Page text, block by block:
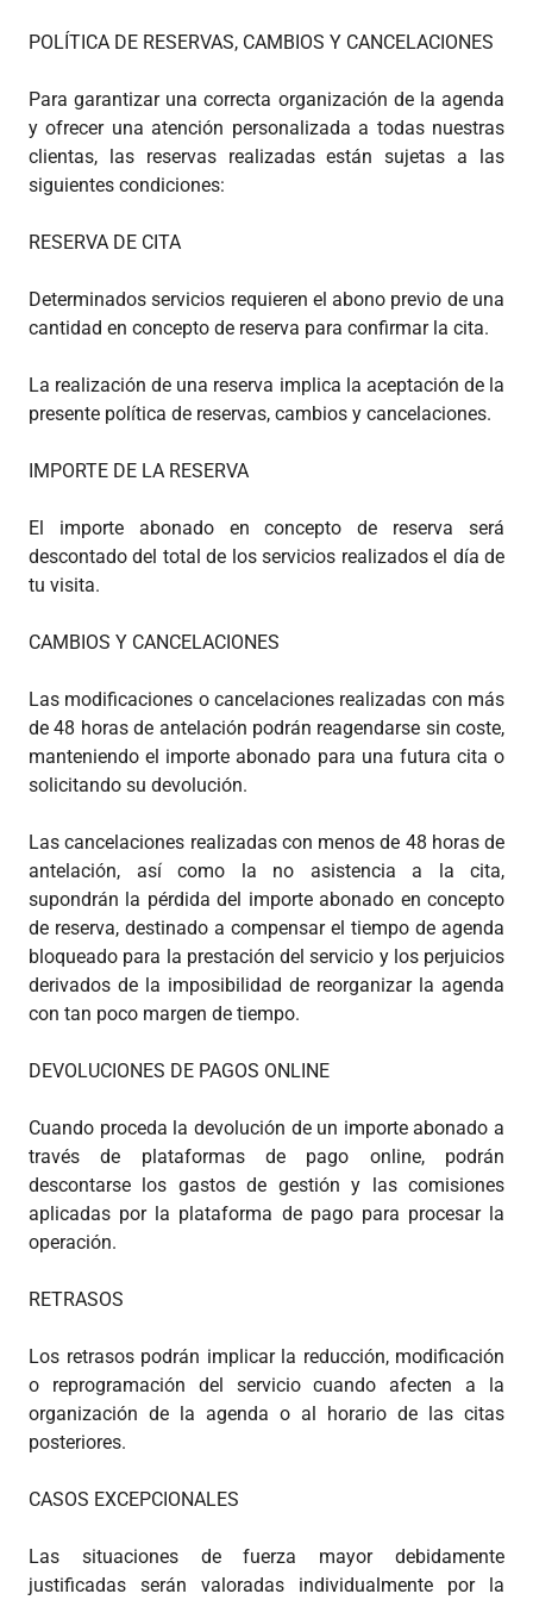
POLÍTICA DE RESERVAS, CAMBIOS Y CANCELACIONES
Para garantizar una correcta organización de la agenda
y ofrecer una atención personalizada a todas nuestras
clientas, las reservas realizadas están sujetas a las
siguientes condiciones:
RESERVA DE CITA
Determinados servicios requieren el abono previo de una
cantidad en concepto de reserva para confirmar la cita.
La realización de una reserva implica la aceptación de la
presente política de reservas, cambios y cancelaciones.
IMPORTE DE LA RESERVA
El importe abonado en concepto de reserva será
descontado del total de los servicios realizados el día de
tu visita.
CAMBIOS Y CANCELACIONES
Las modificaciones o cancelaciones realizadas con más
de 48 horas de antelación podrán reagendarse sin coste,
manteniendo el importe abonado para una futura cita o
solicitando su devolución.
Las cancelaciones realizadas con menos de 48 horas de
antelación, así como la no asistencia a la cita,
supondrán la pérdida del importe abonado en concepto
de reserva, destinado a compensar el tiempo de agenda
bloqueado para la prestación del servicio y los perjuicios
derivados de la imposibilidad de reorganizar la agenda
con tan poco margen de tiempo.
DEVOLUCIONES DE PAGOS ONLINE
Cuando proceda la devolución de un importe abonado a
través de plataformas de pago online, podrán
descontarse los gastos de gestión y las comisiones
aplicadas por la plataforma de pago para procesar la
operación.
RETRASOS
Los retrasos podrán implicar la reducción, modificación
o reprogramación del servicio cuando afecten a la
organización de la agenda o al horario de las citas
posteriores.
CASOS EXCEPCIONALES
Las situaciones de fuerza mayor debidamente
justificadas serán valoradas individualmente por la